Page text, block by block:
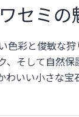
セミの
色彩と俊敏な
そして自然
いい小さな